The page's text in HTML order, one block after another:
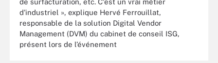
d'industriel », explique Hervé Ferrouillat,
responsable de la solution Digital Vendor
Management (DVM) du cabinet de conseil ISG,
présent lors de l’événement